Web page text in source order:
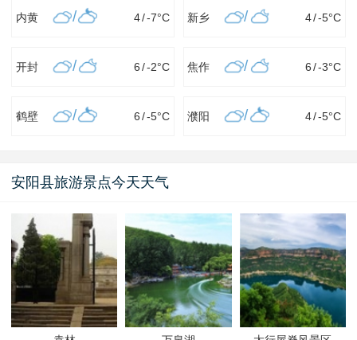
内黄 / 4/-7°C 新乡 / 4/-5°C
开封 / 6/-2°C 焦作 / 6 /-3°C
鹤壁 / 6/-5°C 濮阳 / 4/-5°C
安阳县旅游景点今天天气